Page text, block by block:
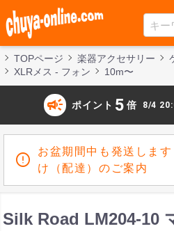
TOPページ 楽器アクセサリー
XLRメス - フォン
10m〜
campaign ポイント 5 倍 8/4
お盆期間中も発送しま
け（配達）のご案内
Silk Road LM204-10